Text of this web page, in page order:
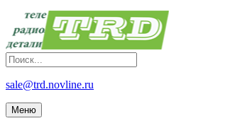
sale@trd.novline.ru
Меню